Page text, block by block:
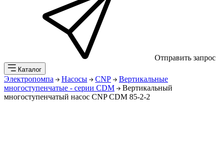
Отправить запрос
Каталог
Электропомпа Насосы CNP
Вертикальные
многоступенчатые - серии CDM
Вертикальный
многоступенчатый насос CNP CDM 85-2-2